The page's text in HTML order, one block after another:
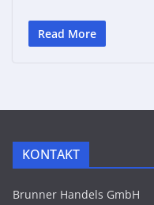
Read More
KONTAKT
Brunner Handels GmbH